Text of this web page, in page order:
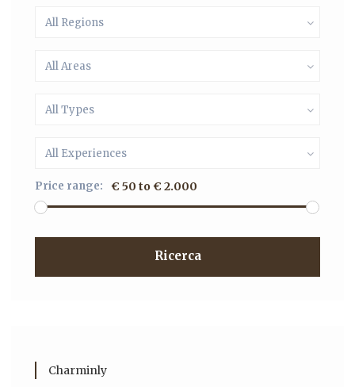
All Regions
All Areas
All Types
All Experiences
Price range: € 50 to € 2.000
Ricerca
Charminly